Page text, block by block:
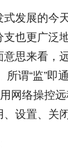
发展的今
也更广泛
思来看，
所谓“监”即
网络操控
设置、关闭